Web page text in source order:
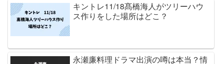
キントレ11/18髙橋海人がツリーハウ
ス作りをした場所はどこ？
永瀬廉料理ドラマ出演の噂は本当？情